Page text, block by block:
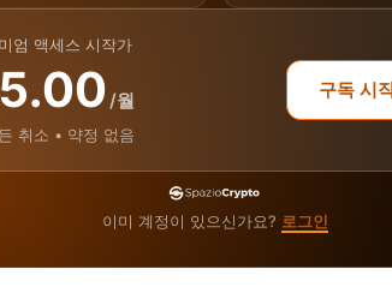
엄 액세스 시작가
/월
취소 • 약정 없음
구독 시
이미 계정이 있으신가요? 로그인